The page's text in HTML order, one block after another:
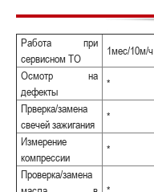
Работа при
сервисном ТО
1мес/10м/ч
Осмотр на
дефекты
*
Прверка/замена
свечей зажигания
*
Измерение
компрессии
*
Проверка/замена